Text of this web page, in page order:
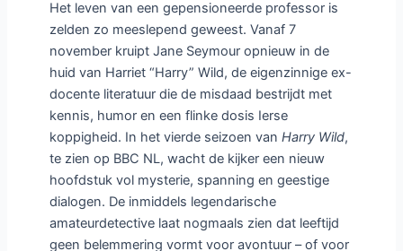
Het leven van een gepensioneerde professor is
zelden zo meeslepend geweest. Vanaf 7
november kruipt Jane Seymour opnieuw in de
huid van Harriet “Harry” Wild, de eigenzinnige ex-
docente literatuur die de misdaad bestrijdt met
kennis, humor en een flinke dosis Ierse
koppigheid. In het vierde seizoen van Harry Wild,
te zien op BBC NL, wacht de kijker een nieuw
hoofdstuk vol mysterie, spanning en geestige
dialogen. De inmiddels legendarische
amateurdetective laat nogmaals zien dat leeftijd
geen belemmering vormt voor avontuur – of voor